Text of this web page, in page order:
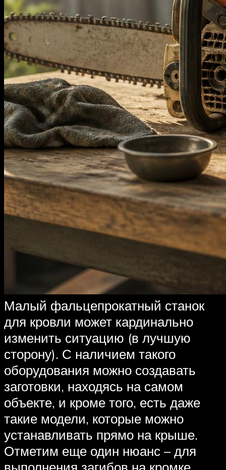
Малый фальцепрокатный станок
для кровли может кардинально
изменить ситуацию (в лучшую
сторону). С наличием такого
оборудования можно создавать
заготовки, находясь на самом
объекте, и кроме того, есть даже
такие модели, которые можно
устанавливать прямо на крыше.
Отметим еще один нюанс – для